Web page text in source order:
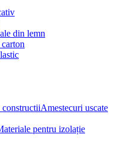
din lemn
Amestecuri uscate
pentru izolație